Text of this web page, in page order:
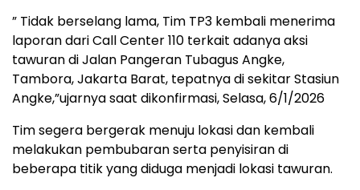
” Tidak berselang lama, Tim TP3 kembali menerima
laporan dari Call Center 110 terkait adanya aksi
tawuran di Jalan Pangeran Tubagus Angke,
Tambora, Jakarta Barat, tepatnya di sekitar Stasiun
Angke,”ujarnya saat dikonfirmasi, Selasa, 6/1/2026
Tim segera bergerak menuju lokasi dan kembali
melakukan pembubaran serta penyisiran di
beberapa titik yang diduga menjadi lokasi tawuran.